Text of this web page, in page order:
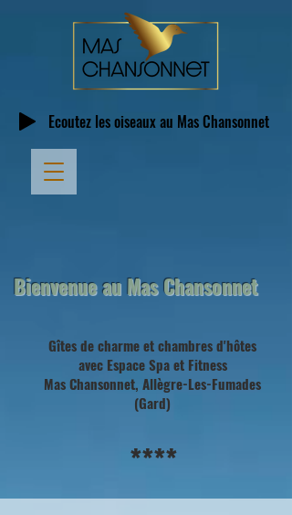
Écoutez les oiseaux au Mas Chansonnet
Bienvenue au Mas Chansonnet
Gîtes de charme et chambres d'hôtes
avec Espace Spa et Fitness
Mas Chansonnet, Allègre-Les-Fumades
(Gard)
****